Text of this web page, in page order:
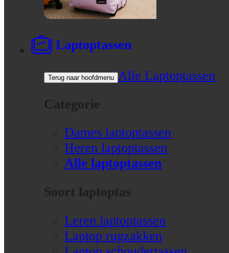
Laptoptassen
Terug naar hoofdmenu Alle Laptoptassen
Categorie
Dames laptoptassen
Heren laptoptassen
Alle laptoptassen
Soort laptoptas
Leren laptoptassen
Laptop rugzakken